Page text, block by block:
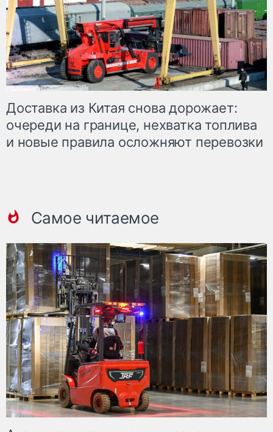
Доставка из Китая снова дорожает:
очереди на границе, нехватка топлива
и новые правила осложняют перевозки
Самое читаемое